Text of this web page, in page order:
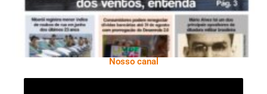
Nosso canal